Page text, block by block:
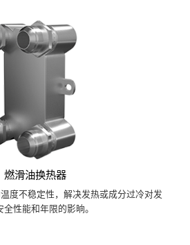
燃滑油换热器
度不稳定性，解决发热或成分过冷对发
全性能和年限的影晌。